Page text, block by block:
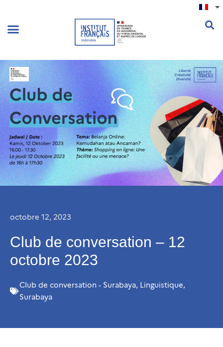
octobre 12, 2023
Club de conversation – 12
octobre 2023
Club de conversation - Surabaya, Linguistique,
Surabaya